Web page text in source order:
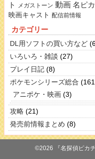
ト
メガストーン 動画 名ピ
映画キャスト 配信前情報
カテゴリー
DL用ソフトの買い方など
いろいろ・雑談 (27)
プレイ日記 (8)
ポケモンシリーズ総合
アニポケ・映画 (3)
攻略 (21)
発売前情報まとめ (8)
©2026 『名探偵ピカ